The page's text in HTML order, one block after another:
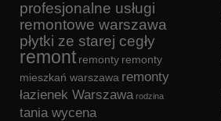
profesjonalne usługi
remontowe warszawa
płytki ze starej cegły
remont remonty remonty
mieszkań warszawa remonty
łazienek Warszawa rodzina
tania wycena